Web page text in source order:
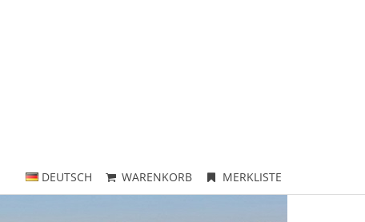
DEUTSCH WARENKORB MERKLISTE